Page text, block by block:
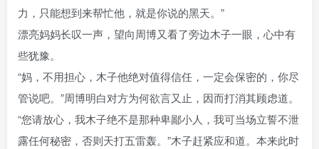
力，只能想到来帮忙他，就是你说的黑天。”
漂亮妈妈长叹一声，望向周博又看了旁边木子一眼，心中有
些犹豫。
“妈，不用担心，木子他绝对值得信任，一定会保密的，你尽
管说吧。”周博明白对方为何欲言又止，因而打消其顾虑道。
“您请放心，我木子绝不是那种卑鄙小人，我可当场立誓不泄
露任何秘密，否则天打五雷轰。”木子赶紧应和道。本来此时